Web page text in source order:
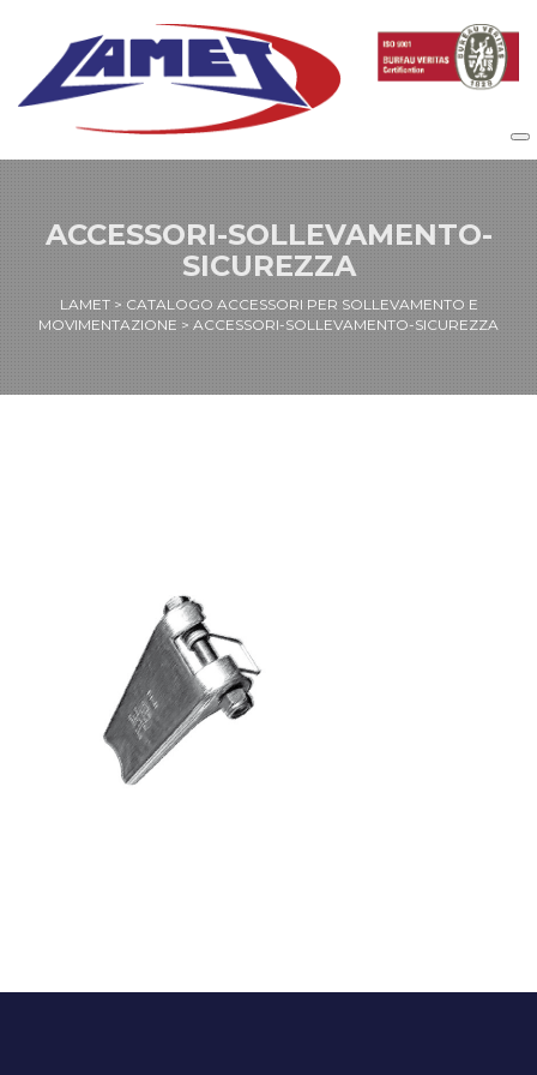
ACCESSORI-SOLLEVAMENTO-
SICUREZZA
LAMET> CATALOGO ACCESSORI PER SOLLEVAMENTO E
MOVIMENTAZIONE > ACCESSORI-SOLLEVAMENTO-SICUREZZA